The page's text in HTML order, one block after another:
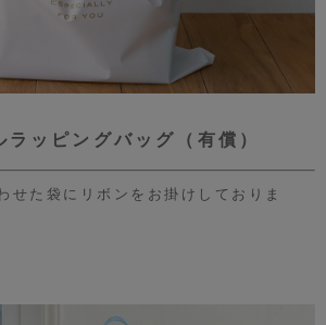
ラッピングバッグ（有償）
せた袋にリボンをお掛けしておりま